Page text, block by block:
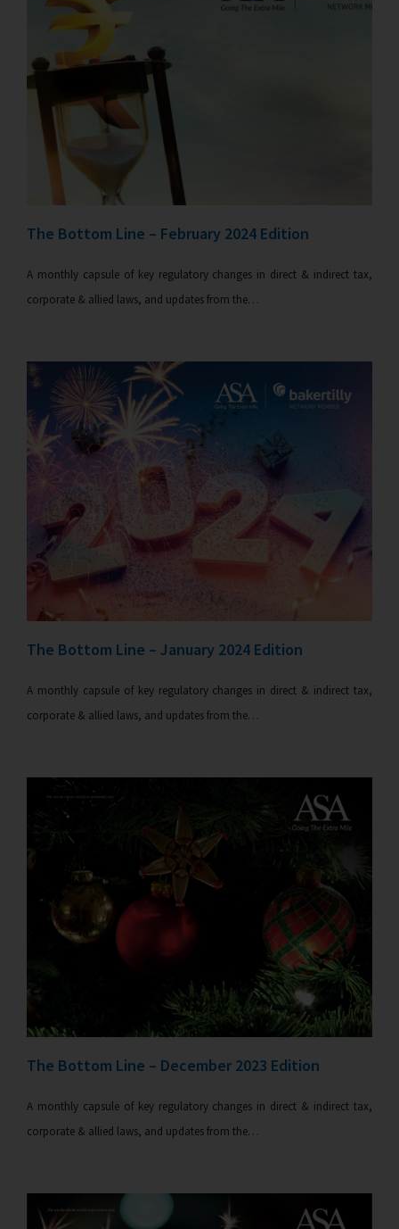
The Bottom Line – February 2024 Edition
A monthly capsule of key regulatory changes in direct & indirect tax,
corporate & allied laws, and updates from the…
The Bottom Line – January 2024 Edition
A monthly capsule of key regulatory changes in direct & indirect tax,
corporate & allied laws, and updates from the…
The Bottom Line – December 2023 Edition
A monthly capsule of key regulatory changes in direct & indirect tax,
corporate & allied laws, and updates from the…